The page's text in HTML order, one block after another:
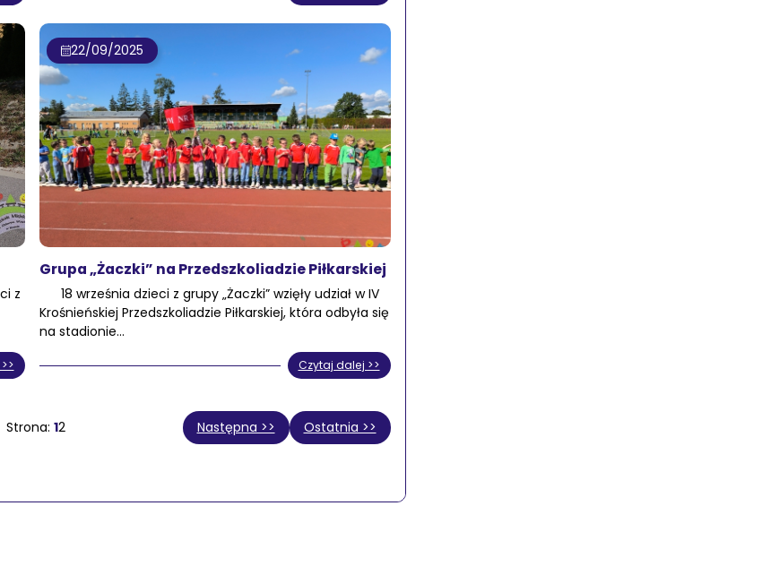
z
22/09/2025
Grupa „Żaczki” na Przedszkoliadzie Piłkarskiej
18 września dzieci z grupy „Żaczki” wzięły udział w IV
Krośnieńskiej Przedszkoliadzie Piłkarskiej, która odbyła się
na stadionie…
Czytaj dalej >>
12 Następna >> Ostatnia >>